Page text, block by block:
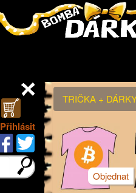
Přihlásit
Najít>
TRIČKA +
Objednat